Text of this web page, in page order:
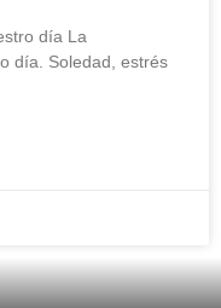
día La
día. Soledad, estrés